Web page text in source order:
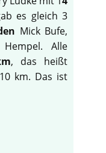
es gleich 3
Mick Bufe,
Alle
, das heißt
km. Das ist